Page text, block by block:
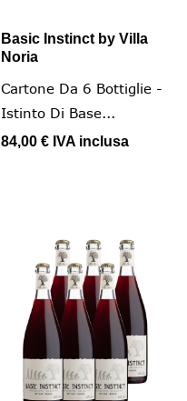
Basic Instinct by Villa
Noria
Cartone Da 6 Bottiglie -
Istinto Di Base...
84,00 € IVA inclusa